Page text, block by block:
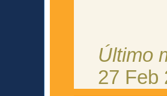
Último
27 Feb